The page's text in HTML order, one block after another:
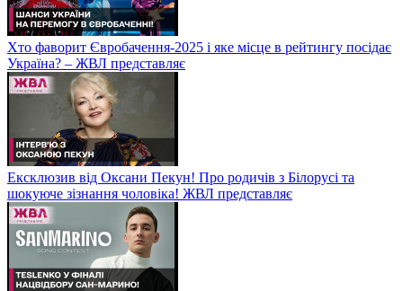
Хто фаворит Євробачення-2025 і яке місце в рейтингу посідає
Україна? – ЖВЛ представляє
Ексклюзив від Оксани Пекун! Про родичів з Білорусі та
шокуюче зізнання чоловіка! ЖВЛ представляє